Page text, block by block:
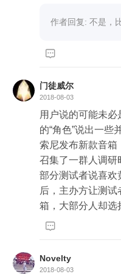
作者回复: 不是，

门徒威尔
2018-08-03
用户说的可能未
的“角色”说出一些
索尼发布新款音箱
召集了一群人调研
部分测试者说喜欢
后，主办方让测
箱，大部分人却选

Novelty
2018-08-03